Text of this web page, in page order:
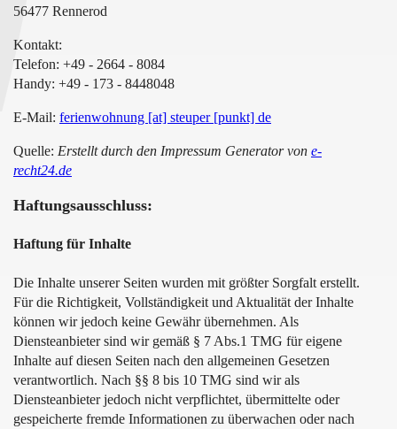
56477 Rennerod
Kontakt:
Telefon: +49 - 2664 - 8084
Handy: +49 - 173 - 8448048
E-Mail: ferienwohnung [at] steuper [punkt] de
Quelle: Erstellt durch den Impressum Generator von e-
recht24.de
Haftungsausschluss:
Haftung für Inhalte
Die Inhalte unserer Seiten wurden mit größter Sorgfalt erstellt.
Für die Richtigkeit, Vollständigkeit und Aktualität der Inhalte
können wir jedoch keine Gewähr übernehmen. Als
Diensteanbieter sind wir gemäß § 7 Abs.1 TMG für eigene
Inhalte auf diesen Seiten nach den allgemeinen Gesetzen
verantwortlich. Nach §§ 8 bis 10 TMG sind wir als
Diensteanbieter jedoch nicht verpflichtet, übermittelte oder
gespeicherte fremde Informationen zu überwachen oder nach